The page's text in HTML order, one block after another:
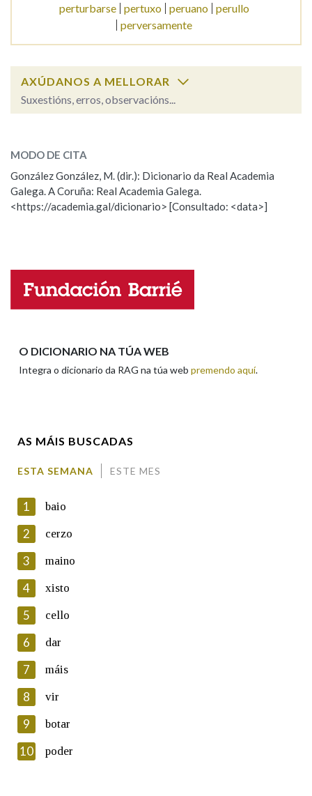
perturbarse pertuxo peruano perullo
perversamente
AXÚDANOS A MELLORAR
Suxestións, erros, observacións...
ESCOLLE UNHA OPCIÓN:
Observación Hai un erro na palabra
Propoño mellorar a definición
Nome
En cumprimento da normativa vixente en materia de
Protección de Datos de Carácter Persoal, a Real Academia
Galega informa a aqueles usuarios que faciliten o seu correo
electrónico, así como calquera outra información de carácter
persoal, que estes datos serán obxecto de tratamento
automatizado de carácter confidencial e incorporados aos seus
ficheiros informáticos. Así mesmo, os usuarios poderán exercer o
seu dereito de acceso, rectificación, oposición e cancelación dos
seus datos poñéndose en contacto connosco.
Lin e acepto as condicións da política de
Introduce o código que aparece na imaxe:
MODO DE CITA
González González, M. (dir.): Dicionario da Real Academia
Galega. A Coruña: Real Academia Galega.
<https://academia.gal/dicionario> [Consultado: <data>]
O DICIONARIO NA TÚA WEB
Integra o dicionario da RAG na túa web premendo aquí.
AS MÁIS BUSCADAS
ESTA SEMANA ESTE MES
1 baio
2 cerzo
3 maino
4 xisto
5 cello
6 dar
7 máis
8 vir
9 botar
10 poder